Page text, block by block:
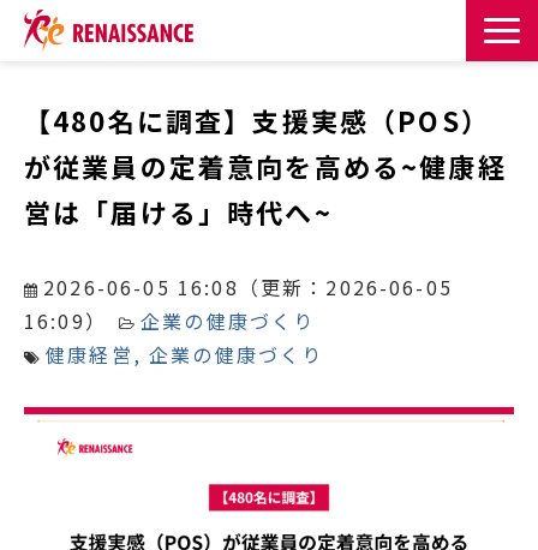
課題・目的からサービスを探す
導入事例
お知らせ
お役立ち記事一覧
お役立ち資料
【480名に調査】支援実感（POS）
が従業員の定着意向を高める~健康経
営は「届ける」時代へ~
2026-06-05 16:08 （更新： 2026-06-05
16:09）
企業の健康づくり
健康経営
企業の健康づくり